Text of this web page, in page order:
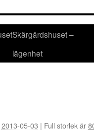
Skärgårdshuset –
lägenhet
2013-05-03 | Full storlek är